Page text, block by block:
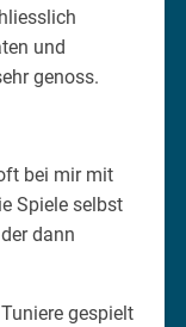
und
genoss.
bei mir mit
Spiele selbst
dann
gespielt